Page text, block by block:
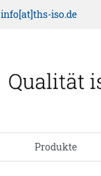
info[at]ths-iso.de
Produkte